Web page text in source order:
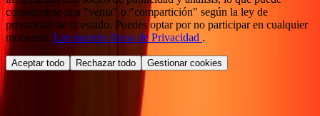
considerarse una "venta" o "compartición" según la ley de
privacidad de tu estado. Puedes optar por no participar en cualquier
momento. Lee nuestro Aviso de Privacidad .
Aceptar todo Rechazar todo Gestionar cookies